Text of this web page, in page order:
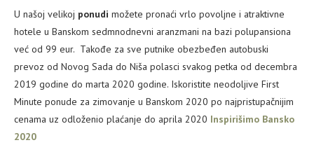
U našoj velikoj ponudi možete pronaći vrlo povoljne i atraktivne
hotele u Banskom sedmnodnevni aranzmani na bazi polupansiona
već od 99 eur. Takođe za sve putnike obezbeđen autobuski
prevoz od Novog Sada do Niša polasci svakog petka od decembra
2019 godine do marta 2020 godine. Iskoristite neodoljive First
Minute ponude za zimovanje u Banskom 2020 po najpristupačnijim
cenama uz odloženio plaćanje do aprila 2020 Inspirišimo Bansko
2020